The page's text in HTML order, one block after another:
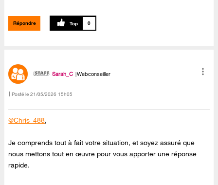
Répondre 0
Sarah_C Webconseiller
Posté le ‎21/05/2026 15h05
@Chris_488,
Je comprends tout à fait votre situation, et soyez assuré que
nous mettons tout en œuvre pour vous apporter une réponse
rapide.